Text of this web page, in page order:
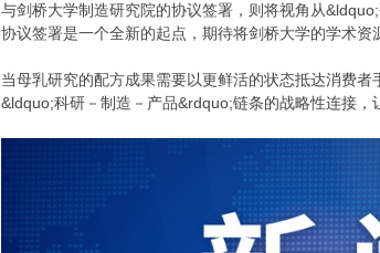
与剑桥大学制造研究院的协议签署，则将视角从
协议签署是一个全新的起点，期待将剑桥大学的学术
当母乳研究的配方成果需要以更鲜活的状态抵达消费
&ldquo;科研－制造－产品&rdquo;链条的战略性连接，